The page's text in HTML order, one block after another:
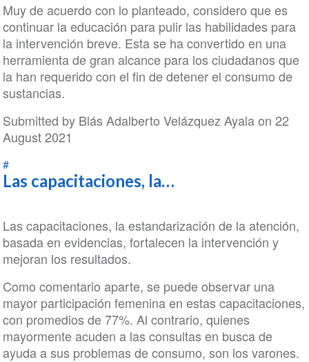
Muy de acuerdo con lo planteado, considero que es
continuar la educación para pulir las habilidades para
la intervención breve. Esta se ha convertido en una
herramienta de gran alcance para los ciudadanos que
la han requerido con el fin de detener el consumo de
sustancias.
Submitted by Blás Adalberto Velázquez Ayalaon 22
August 2021
#
Las capacitaciones, la…
Las capacitaciones, la estandarización de la atención,
basada en evidencias, fortalecen la intervención y
mejoran los resultados.
Como comentario aparte, se puede observar una
mayor participación femenina en estas capacitaciones,
con promedios de 77%. Al contrario, quienes
mayormente acuden a las consultas en busca de
ayuda a sus problemas de consumo, son los varones.